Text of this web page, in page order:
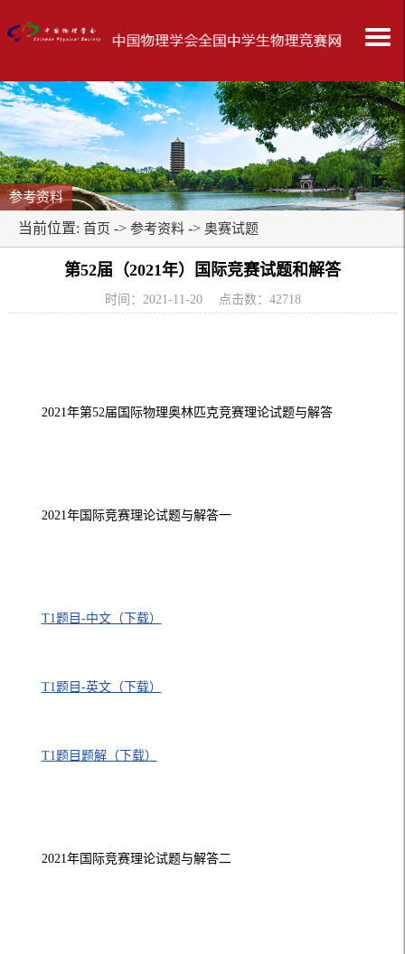
参考资料
当前位置: 首页 -> 参考资料 -> 奥赛试题
第52届（2021年）国际竞赛试题和解答
时间：2021-11-20 点击数： 42718
2021年第52届国际物理奥林匹克竞赛理论试题与解答
2021年国际竞赛理论试题与解答一
T1题目-中文（下载）
T1题目-英文（下载）
T1题目题解（下载）
2021年国际竞赛理论试题与解答二